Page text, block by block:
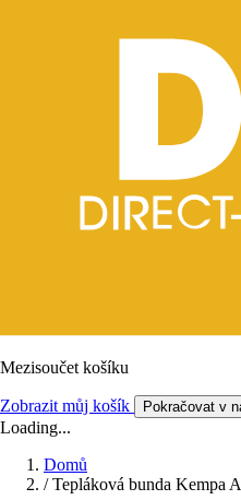
Mezisoučet košíku
Zobrazit můj košík Pokračovat v
Loading...
Domů
/ Tepláková bunda Kempa